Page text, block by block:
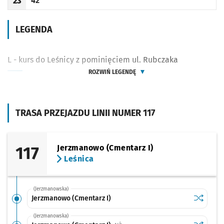
TRASA PRZEJAZDU LINII NUMER 117
117
Jerzmanowo (Cmentarz I)
Leśnica
(Jerzmanowska)
Jerzmanowo (Cmentarz I) Sprawdź
(Jerzmanowska)
Godzina odjazdu
Odjazd
minut po godzinie 23
LEGENDA
L - kurs do Leśnicy z pominięciem ul. Rubczaka
ROZWIŃ LEGENDĘ